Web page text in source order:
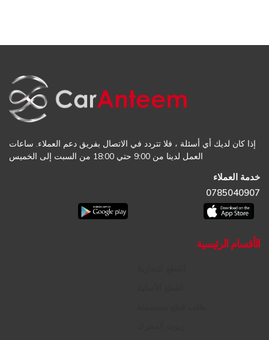
إذا كان لديك أي أسئلة ، فلا تتردد في الاتصال بفريق دعم العملاء. ساعات
العمل لدينا من 9:00 حتي 18:00 من السبت إلى الخميس
خدمة العملاء
0785040907
الأقسام الرئيسية